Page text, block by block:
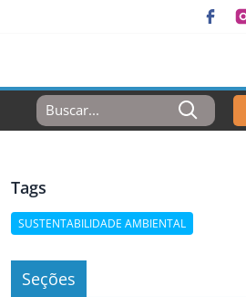
Resultados
Para:
Tags
SUSTENTABILIDADE AMBIENTAL
Seções